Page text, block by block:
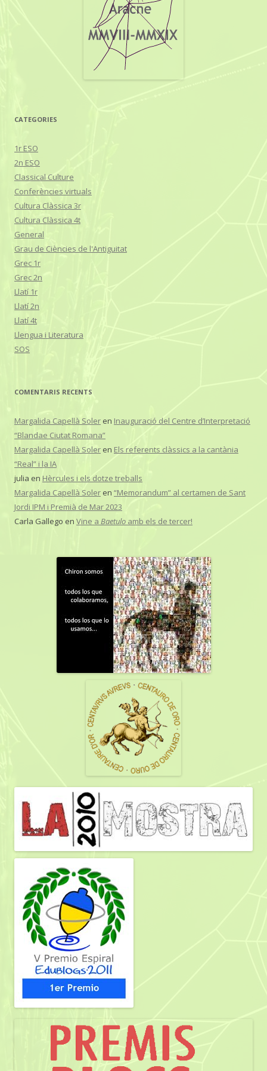
CATEGORIES
1r ESO
2n ESO
Classical Culture
Conferències virtuals
Cultura Clàssica 3r
Cultura Clàssica 4t
General
Grau de Ciències de l'Antiguitat
Grec 1r
Grec 2n
Llatí 1r
Llatí 2n
Llatí 4t
Llengua i Literatura
SOS
COMENTARIS RECENTS
Margalida Capellà Soler en Inauguració del Centre d’Interpretació
“Blandae Ciutat Romana”
Margalida Capellà Soler en Els referents clàssics a la cantània
“Real” i la IA
julia en Hèrcules i els dotze treballs
Margalida Capellà Soler en “Memorandum” al certamen de Sant
Jordi IPM i Premià de Mar 2023
Carla Gallego en Vine a Baetulo amb els de tercer!